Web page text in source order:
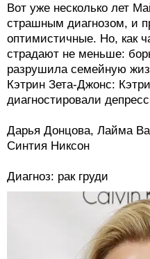
Вот уже несколько лет
страшным диагнозом, и
оптимистичные. Но, как
страдают не меньше:
разрушила семейную
Кэтрин Зета-Джонс:
диагностировали
Дарья Донцова, Лайма
Синтия Никсон
Диагноз: рак груди